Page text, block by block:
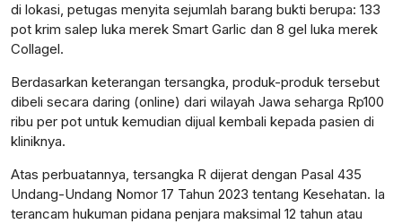
di lokasi, petugas menyita sejumlah barang bukti berupa: 133
pot krim salep luka merek Smart Garlic dan 8 gel luka merek
Collagel.
Berdasarkan keterangan tersangka, produk-produk tersebut
dibeli secara daring (online) dari wilayah Jawa seharga Rp100
ribu per pot untuk kemudian dijual kembali kepada pasien di
kliniknya.
Atas perbuatannya, tersangka R dijerat dengan Pasal 435
Undang-Undang Nomor 17 Tahun 2023 tentang Kesehatan. Ia
terancam hukuman pidana penjara maksimal 12 tahun atau